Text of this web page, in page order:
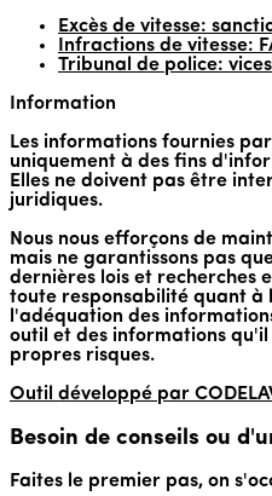
Excès de vitesse:
Infractions de vitesse:
Tribunal de police:
Information
Les informations fournies
uniquement à des fins
Elles ne doivent pas être
juridiques.
Nous nous efforçons de
mais ne garantissons pas
dernières lois et recherches
toute responsabilité quant
l'adéquation des
outil et des informations
propres risques.
Outil développé par CO DE
Besoin de conseils ou
Faites le premier pas, on